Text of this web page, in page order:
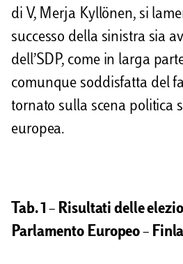
di V, Merja Kyllönen, si
successo della sinistra sia
dell’SDP, come in larga
comunque soddisfatta del
tornato sulla scena politica
europea.
Tab. 1 – Risultati delle
Parlamento Europeo –